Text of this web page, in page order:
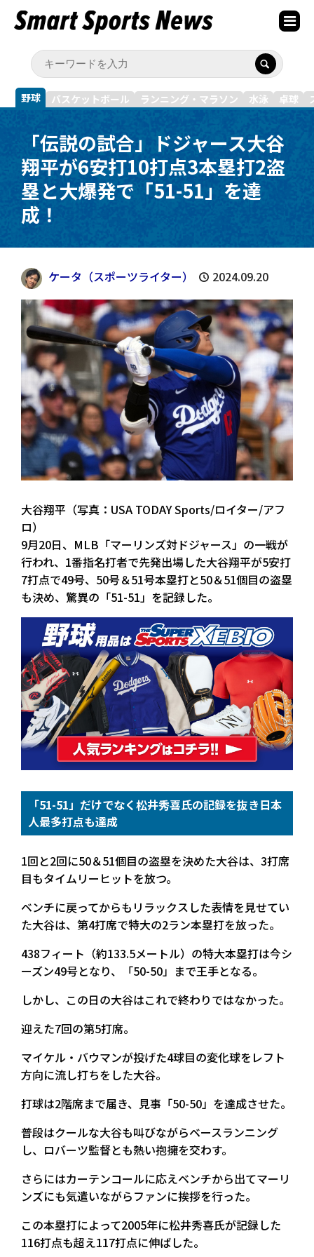
野球 バスケットボール ランニング・マラソン 水泳 卓球
「伝説の試合」ドジャース大谷
翔平が6安打10打点3本塁打2盗
塁と大爆発で「51-51」を達
成！
ケータ（スポーツライター） 2024.09.20
大谷翔平（写真：USA TODAY Sports/ロイター/アフ
ロ）
9月20日、MLB「マーリンズ対ドジャース」の一戦が
行われ、1番指名打者で先発出場した大谷翔平が5安打
7打点で49号、50号＆51号本塁打と50＆51個目の盗塁
も決め、驚異の「51-51」を記録した。
「51-51」だけでなく松井秀喜氏の記録を抜き日本
人最多打点も達成
1回と2回に50＆51個目の盗塁を決めた大谷は、3打席
目もタイムリーヒットを放つ。
ベンチに戻ってからもリラックスした表情を見せてい
た大谷は、第4打席で特大の2ラン本塁打を放った。
438フィート（約133.5メートル）の特大本塁打は今シ
ーズン49号となり、「50-50」まで王手となる。
しかし、この日の大谷はこれで終わりではなかった。
迎えた7回の第5打席。
マイケル・バウマンが投げた4球目の変化球をレフト
方向に流し打ちをした大谷。
打球は2階席まで届き、見事「50-50」を達成させた。
普段はクールな大谷も叫びながらベースランニング
し、ロバーツ監督とも熱い抱擁を交わす。
さらにはカーテンコールに応えベンチから出てマーリ
ンズにも気遣いながらファンに挨拶を行った。
この本塁打によって2005年に松井秀喜氏が記録した
116打点も超え117打点に伸ばした。